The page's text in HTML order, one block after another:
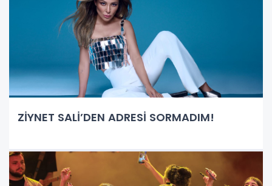
ZİYNET SALİ’DEN ADRESİ SORMADIM!